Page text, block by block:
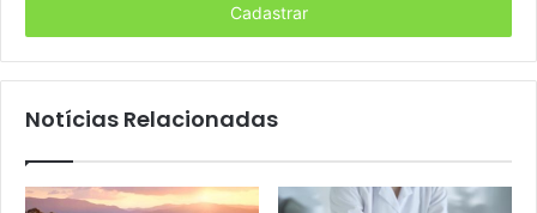
mail
Notícias Relacionadas